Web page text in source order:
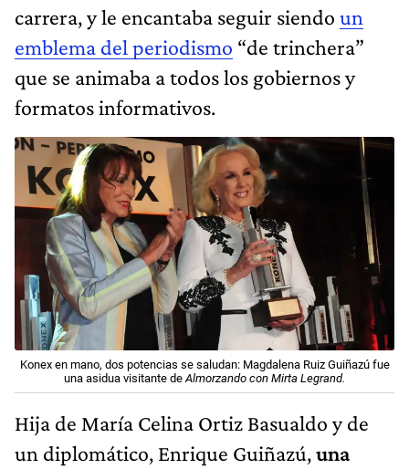
carrera, y le encantaba seguir siendo un
emblema del periodismo “de trinchera”
que se animaba a todos los gobiernos y
formatos informativos.
Konex en mano, dos potencias se saludan: Magdalena Ruiz Guiñazú fue
una asidua visitante de Almorzando con Mirta Legrand.
Hija de María Celina Ortiz Basualdo y de
un diplomático, Enrique Guiñazú,una